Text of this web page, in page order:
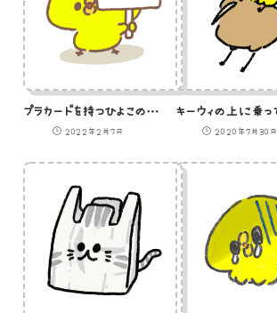
プラカードを持つひよこのイラスト
2022年2月7日 2020年7月30日